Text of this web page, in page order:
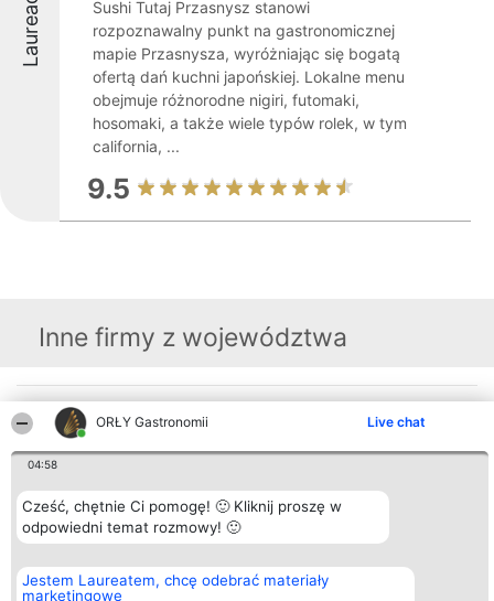
ORŁY Gastronomii Live chat
04:58
Cześć, chętnie Ci pomogę! 🙂 Kliknij proszę w
odpowiedni temat rozmowy! 🙂
Jestem Laureatem, chcę odebrać materiały
marketingowe
Laureaci
Sushi Tutaj Przasnysz stanowi
rozpoznawalny punkt na gastronomicznej
mapie Przasnysza, wyróżniając się bogatą
ofertą dań kuchni japońskiej. Lokalne menu
obejmuje różnorodne nigiri, futomaki,
hosomaki, a także wiele typów rolek, w tym
california, ...
9.5
Inne firmy z województwa
Organizator plebiscytu
Bright Side Solutions sp. z o.
ul. Ruska 22
KRS 0000749100 | Regon
381313360 | NIP 8943132676
+48 508 492 400
wszystkich
Zasady
Regulamin
Polityka
Prywatności